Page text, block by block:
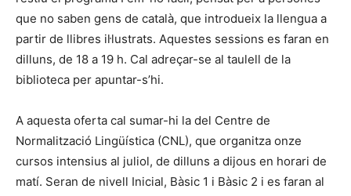
que no saben gens de català, que introdueix la llengua a
partir de llibres il·lustrats. Aquestes sessions es faran en
dilluns, de 18 a 19 h. Cal adreçar-se al taulell de la
biblioteca per apuntar-s’hi.
A aquesta oferta cal sumar-hi la del Centre de
Normalització Lingüística (CNL), que organitza onze
cursos intensius al juliol, de dilluns a dijous en horari de
matí. Seran de nivell Inicial, Bàsic 1 i Bàsic 2 i es faran al